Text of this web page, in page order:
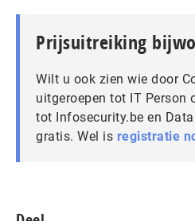
Prijsuitreiking
Wilt u ook zien wie door
uitgeroepen tot IT Person
tot Infosecurity.be en
gratis. Wel is registratie